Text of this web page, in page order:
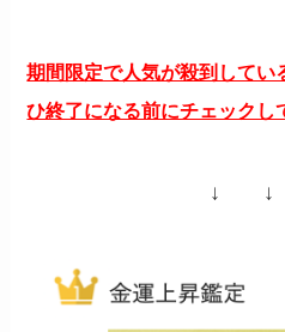
期間限定で人気が殺到してい
ひ終了になる前にチェックし
↓